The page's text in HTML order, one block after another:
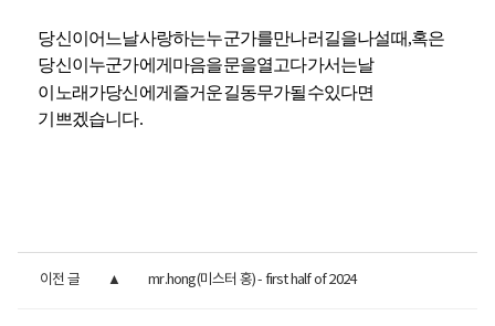
당신이 어느날사랑하는누군가를만나러길을나설때,혹은
당신이 누군가에게 마음을문을열고다가서는날
이 노래가당신에게 즐거운길동무가될수있다면
기쁘겠습니다.
이전 글 mr.hong(미스터 홍) - first half of 2024